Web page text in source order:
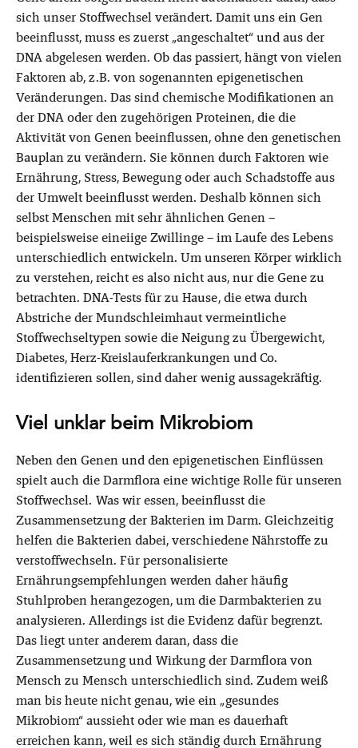
sich unser Stoffwechsel verändert. Damit uns ein Gen
beeinflusst, muss es zuerst „angeschaltet“ und aus der
DNA abgelesen werden. Ob das passiert, hängt von vielen
Faktoren ab, z.B. von sogenannten epigenetischen
Veränderungen. Das sind chemische Modifikationen an
der DNA oder den zugehörigen Proteinen, die die
Aktivität von Genen beeinflussen, ohne den genetischen
Bauplan zu verändern. Sie können durch Faktoren wie
Ernährung, Stress, Bewegung oder auch Schadstoffe aus
der Umwelt beeinflusst werden. Deshalb können sich
selbst Menschen mit sehr ähnlichen Genen –
beispielsweise eineiige Zwillinge – im Laufe des Lebens
unterschiedlich entwickeln. Um unseren Körper wirklich
zu verstehen, reicht es also nicht aus, nur die Gene zu
betrachten. DNA-Tests für zu Hause, die etwa durch
Abstriche der Mundschleimhaut vermeintliche
Stoffwechseltypen sowie die Neigung zu Übergewicht,
Diabetes, Herz-Kreislauferkrankungen und Co.
identifizieren sollen, sind daher wenig aussagekräftig.
Viel unklar beim Mikrobiom
Neben den Genen und den epigenetischen Einflüssen
spielt auch die Darmflora eine wichtige Rolle für unseren
Stoffwechsel. Was wir essen, beeinflusst die
Zusammensetzung der Bakterien im Darm. Gleichzeitig
helfen die Bakterien dabei, verschiedene Nährstoffe zu
verstoffwechseln. Für personalisierte
Ernährungsempfehlungen werden daher häufig
Stuhlproben herangezogen, um die Darmbakterien zu
analysieren. Allerdings ist die Evidenz dafür begrenzt.
Das liegt unter anderem daran, dass die
Zusammensetzung und Wirkung der Darmflora von
Mensch zu Mensch unterschiedlich sind. Zudem weiß
man bis heute nicht genau, wie ein „gesundes
Mikrobiom“ aussieht oder wie man es dauerhaft
erreichen kann, weil es sich ständig durch Ernährung